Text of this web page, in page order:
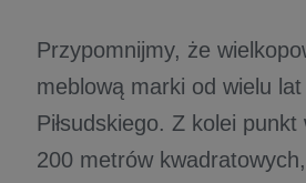
Przypomnijmy, że
meblową marki od wielu
Piłsudskiego. Z kolei
200 metrów